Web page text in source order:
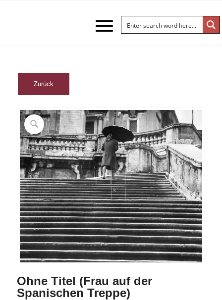
Ohne Titel (Frau auf der
Spanischen Treppe)